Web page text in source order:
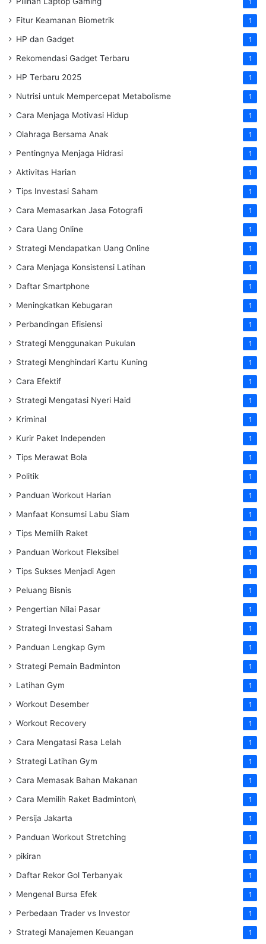
1
Fitur Keamanan Biometrik 1
HP dan Gadget 1
Rekomendasi Gadget Terbaru 1
HP Terbaru 2025 1
Nutrisi untuk Mempercepat Metabolisme 1
Cara Menjaga Motivasi Hidup 1
Olahraga Bersama Anak 1
Pentingnya Menjaga Hidrasi 1
Aktivitas Harian 1
Tips Investasi Saham 1
Cara Memasarkan Jasa Fotografi 1
Cara Uang Online 1
Strategi Mendapatkan Uang Online 1
Cara Menjaga Konsistensi Latihan 1
Daftar Smartphone 1
Meningkatkan Kebugaran 1
Perbandingan Efisiensi 1
Strategi Menggunakan Pukulan 1
Strategi Menghindari Kartu Kuning 1
Cara Efektif 1
Strategi Mengatasi Nyeri Haid 1
Kriminal 1
Kurir Paket Independen 1
Tips Merawat Bola 1
Politik 1
Panduan Workout Harian 1
Manfaat Konsumsi Labu Siam 1
Tips Memilih Raket 1
Panduan Workout Fleksibel 1
Tips Sukses Menjadi Agen 1
Peluang Bisnis 1
Pengertian Nilai Pasar 1
Strategi Investasi Saham 1
Panduan Lengkap Gym 1
Strategi Pemain Badminton 1
Latihan Gym 1
Workout Desember 1
Workout Recovery 1
Cara Mengatasi Rasa Lelah 1
Strategi Latihan Gym 1
Cara Memasak Bahan Makanan 1
Cara Memilih Raket Badminton\ 1
Persija Jakarta 1
Panduan Workout Stretching 1
pikiran 1
Daftar Rekor Gol Terbanyak 1
Mengenal Bursa Efek 1
Perbedaan Trader vs Investor 1
Strategi Manajemen Keuangan 1